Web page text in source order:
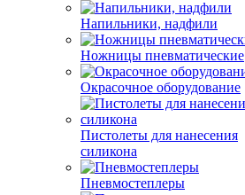
Напильники, надфили
Ножницы пневматические
Окрасочное оборудование
Пистолеты для нанесения
силикона
Пневмостеплеры